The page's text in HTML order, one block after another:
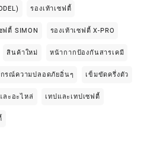
รองเท้าเซฟตี้
ฟตี้ SIMON รองเท้าเซฟตี้ X-PRO
สินค้าใหม่ หน้ากากป้องกันสารเคมี
รณ์ความปลอดภัยอิ่นๆ เข็มขัดครึ่งตัว
ละอะไหล่ เทปและเทปเซฟตี้